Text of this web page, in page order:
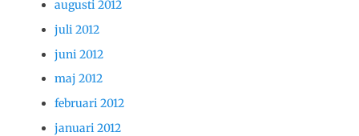
augusti 2012
juli 2012
juni 2012
maj 2012
februari 2012
januari 2012